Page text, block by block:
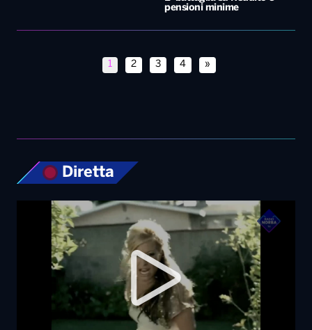
pensioni minime
1 2 3 4 »
Diretta